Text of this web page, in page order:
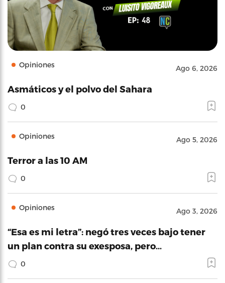
Opiniones Ago 6, 2026
Asmáticos y el polvo del Sahara
0
Opiniones Ago 5, 2026
Terror a las 10 AM
0
Opiniones Ago 3, 2026
“Esa es mi letra”: negó tres veces bajo tener
un plan contra su exesposa, pero…
0